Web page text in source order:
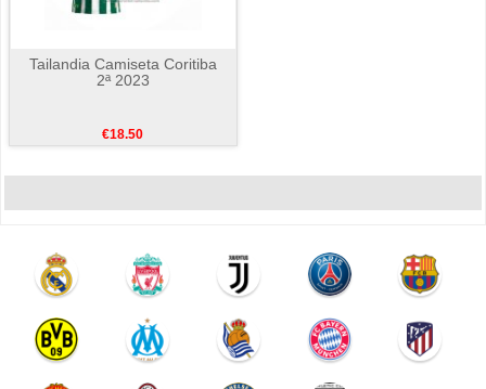
Tailandia Camiseta Coritiba
2ª 2023
€18.50